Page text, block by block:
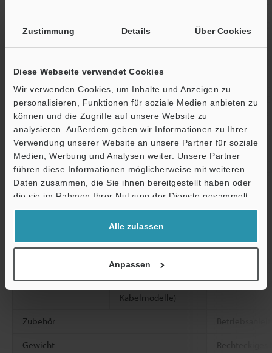
Zustimmung Details Über Cookies
Diese Webseite verwendet Cookies
Wir verwenden Cookies, um Inhalte und Anzeigen zu
personalisieren, Funktionen für soziale Medien anbieten zu
können und die Zugriffe auf unsere Website zu
analysieren. Außerdem geben wir Informationen zu Ihrer
Verwendung unserer Website an unsere Partner für soziale
Medien, Werbung und Analysen weiter. Unsere Partner
führen diese Informationen möglicherweise mit weiteren
Daten zusammen, die Sie ihnen bereitgestellt haben oder
die sie im Rahmen Ihrer Nutzung der Dienste gesammelt
haben.
Alle zulassen
Anpassen
Luftfeuchtigkeit
Vibrationsfestigkeit
10 bis 55 Hz,
Stoßfestigkeit 1,000 m/s
Richtung
Material
Gehäuse, M18-
Mutter (nur
Gewindemodelle)
Linsenabdeckung
Kabel (nur
Kabelmodelle)
Zubehör
Gewicht
Support